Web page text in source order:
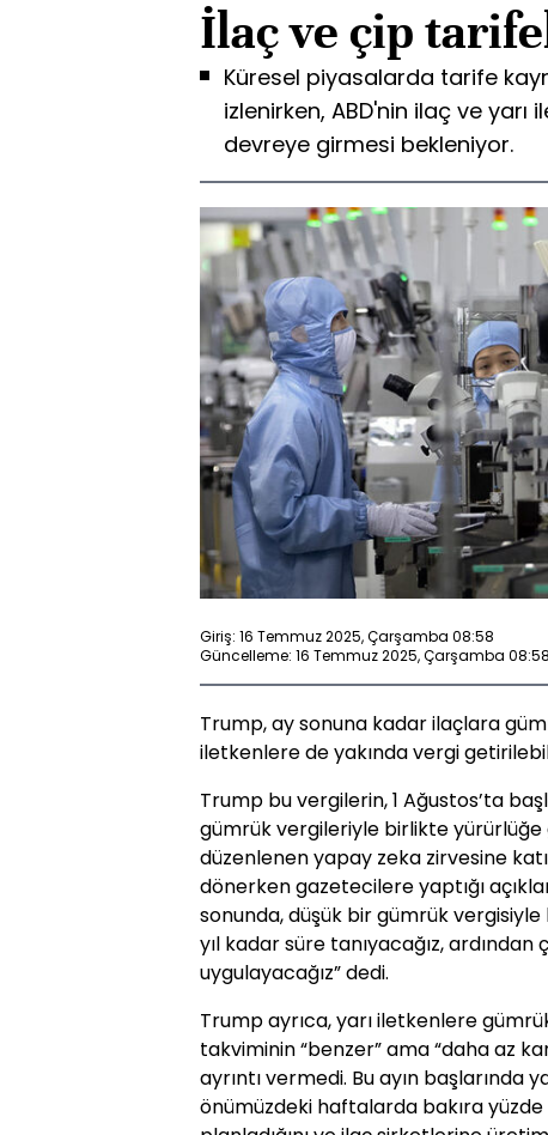
İlaç ve çip
Küresel piyasalarda tarife
izlenirken, ABD'nin ilaç ve
devreye girmesi bekleniyor.
Giriş: 16 Temmuz 2025, Çarşamba 08:58
Güncelleme: 16 Temmuz 2025, Çarşamba 08:58
Trump, ay sonuna kadar ilaçlara
iletkenlere de yakında vergi
Trump bu vergilerin, 1 Ağustos’ta
gümrük vergileriyle birlikte
düzenlenen yapay zeka zirvesine
dönerken gazetecilere yaptığı
sonunda, düşük bir gümrük
yıl kadar süre tanıyacağız,
uygulayacağız” dedi.
Trump ayrıca, yarı iletkenlere
takviminin “benzer” ama “daha az
ayrıntı vermedi. Bu ayın başlarında
önümüzdeki haftalarda bakıra